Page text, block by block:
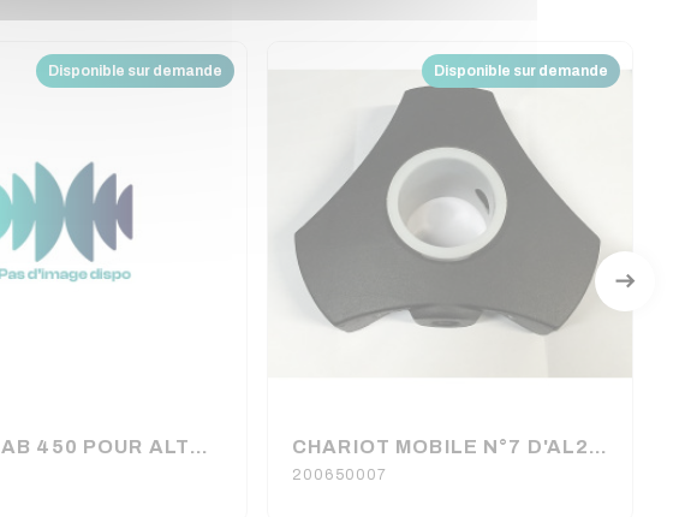
Disponible sur demande
CABLE CAB 450 POUR ALT400C ASD NOMENCLATURE N°42
Disponible sur demande
CHARIOT MOBILE N°7 D'AL200, AL250, ALT290 ET ALT300 ASD
200650007